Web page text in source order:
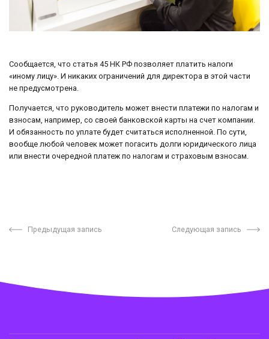
Сообщается, что статья 45 НК РФ позволяет платить налоги
«иному лицу». И никаких ограничений для директора в этой части
не предусмотрена.
Получается, что руководитель может внести платежи по налогам и
взносам, например, со своей банковской карты на счет компании.
И обязанность по уплате будет считаться исполненной. По сути,
вообще любой человек может погасить долги юридического лица
или внести очередной платеж по налогам и страховым взносам.
Предыдущая запись Следующая запись